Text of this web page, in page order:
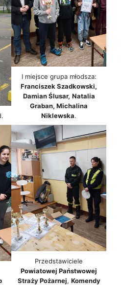
I miejsce grupa młodsza:
Franciszek Szadkowski,
Damian Ślusar, Natalia
Graban, Michalina
Niklewska.
Przedstawiciele
Powiatowej Państwowej
Straży Pożarnej, Komendy